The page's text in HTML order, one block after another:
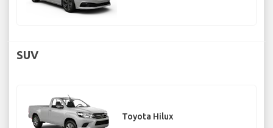
SUV
Toyota Hilux